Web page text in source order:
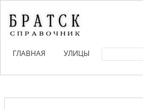
ГЛАВНАЯ УЛИЦЫ